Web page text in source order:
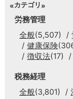
カテゴリ
労務管理
全般(5,507)
健康保険
徴収法(17)
税務経理
全般(3,801)